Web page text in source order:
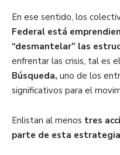
En ese sentido, los
Federal está
“desmantelar” las
enfrentar las crisis, tal es
Búsqueda, uno de los
significativos para el
Enlistan al menos tres
parte de esta